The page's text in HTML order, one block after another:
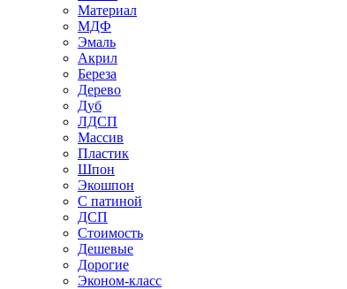
Материал
МДФ
Эмаль
Акрил
Береза
Дерево
Дуб
ЛДСП
Массив
Пластик
Шпон
Экошпон
С патиной
ДСП
Стоимость
Дешевые
Дорогие
Эконом-класс